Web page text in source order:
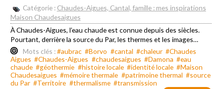
Catégorie : Chaudes-Aigues, Cantal, famille : mes inspirations
Maison Chaudesaigues
À Chaudes-Aigues, l’eau chaude est connue depuis des siècles.
Pourtant, derrière la source du Par, les thermes et les images…
Mots clés :#aubrac #Borvo #cantal #chaleur #Chaudes
Aigues #Chaudes-Aigues #chaudesaigues #Damona #eau
chaude #géothermie #histoire locale #identité locale #Maison
Chaudesaigues #mémoire thermale #patrimoine thermal #source
du Par #Territoire #thermalisme #transmission